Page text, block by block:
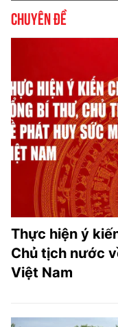
Chuyên đề
Thực hiện ý
Chủ tịch nước
Việt Nam